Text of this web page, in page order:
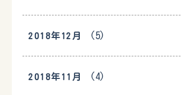
2018年12月 (5)
2018年11月 (4)